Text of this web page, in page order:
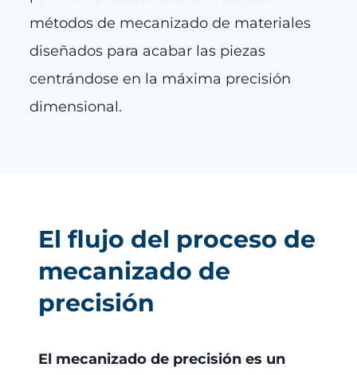
métodos de mecanizado de materiales
diseñados para acabar las piezas
centrándose en la máxima precisión
dimensional.
El flujo del proceso de
mecanizado de
precisión
El mecanizado de precisión es un